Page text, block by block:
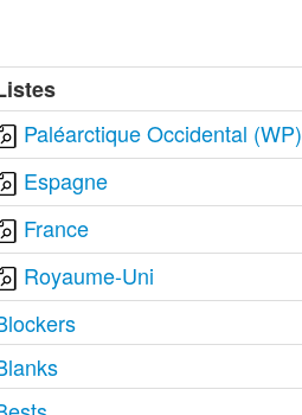
Paléarctique Occidental (WP)
Espagne
France
Royaume-Uni